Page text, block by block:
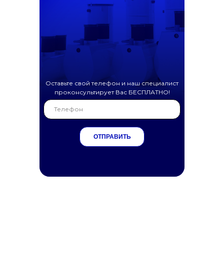
ОТПРАВИТЬ
Оставьте свой телефон и наш специалист
проконсультирует Вас БЕСПЛАТНО!